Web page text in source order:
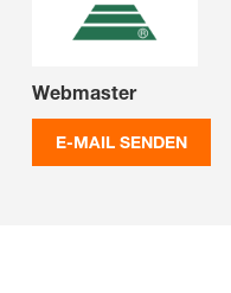
Webmaster
E-MAIL SENDEN